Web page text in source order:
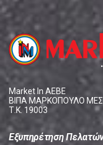
Market In ΑΕΒΕ
ΒΙΠΑ ΜΑΡΚΟΠΟΥΛΟ
Τ.Κ. 19003
Εξυπηρέτηση